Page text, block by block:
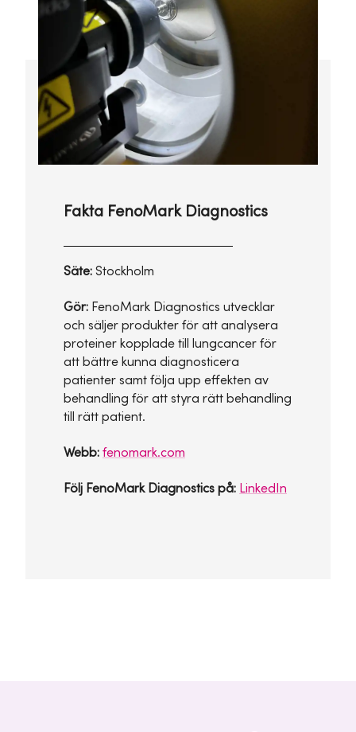
Fakta FenoMark Diagnostics
Säte: Stockholm
Gör: FenoMark Diagnostics utvecklar
och säljer produkter för att analysera
proteiner kopplade till lungcancer för
att bättre kunna diagnosticera
patienter samt följa upp effekten av
behandling för att styra rätt behandling
till rätt patient.
Webb: fenomark.com
Följ FenoMark Diagnostics på: LinkedIn